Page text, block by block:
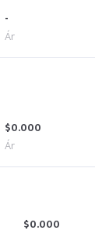
-
$0.000
$0.000